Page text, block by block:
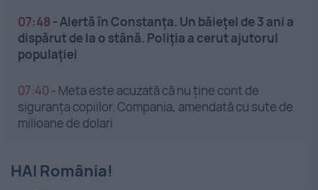
07:48 -Alertă în Constanța. Un băiețel de 3 ani a
dispărut de la o stână. Poliția a cerut ajutorul
populației
07:40 - Meta este acuzată că nu ține cont de
siguranța copiilor. Compania, amendată cu sute de
milioane de dolari
HAI România!